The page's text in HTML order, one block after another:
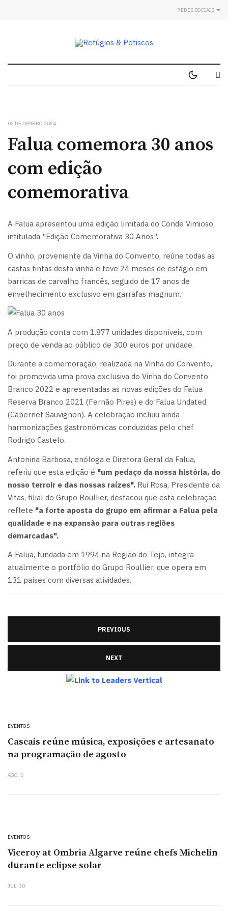
REDES SOCIAIS
02 DEZEMBRO 2024
Falua comemora 30 anos
com edição
comemorativa
A Falua apresentou uma edição limitada do Conde Vimioso,
intitulada "Edição Comemorativa 30 Anos".
O vinho, proveniente da Vinha do Convento, reúne todas as
castas tintas desta vinha e teve 24 meses de estágio em
barricas de carvalho francês, seguido de 17 anos de
envelhecimento exclusivo em garrafas magnum.
A produção conta com 1.877 unidades disponíveis, com
preço de venda ao público de 300 euros por unidade.
Durante a comemoração, realizada na Vinha do Convento,
foi promovida uma prova exclusiva do Vinha do Convento
Branco 2022 e apresentadas as novas edições do Falua
Reserva Branco 2021 (Fernão Pires) e do Falua Undated
(Cabernet Sauvignon). A celebração incluiu ainda
harmonizações gastronómicas conduzidas pelo chef
Rodrigo Castelo.
Antonina Barbosa, enóloga e Diretora Geral da Falua,
referiu que esta edição é "um pedaço da nossa história, do
nosso terroir e das nossas raízes". Rui Rosa, Presidente da
Vitas, filial do Grupo Roullier, destacou que esta celebração
reflete "a forte aposta do grupo em afirmar a Falua pela
qualidade e na expansão para outras regiões
demarcadas".
A Falua, fundada em 1994 na Região do Tejo, integra
atualmente o portfólio do Grupo Roullier, que opera em
131 países com diversas atividades.
PREVIOUS
NEXT
EVENTOS
Cascais reúne música, exposições e artesanato
na programação de agosto
AGO. 6
EVENTOS
Viceroy at Ombria Algarve reúne chefs Michelin
durante eclipse solar
JUL. 30